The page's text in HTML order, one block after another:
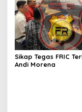
Sikap Tegas FRIC
Andi Morena